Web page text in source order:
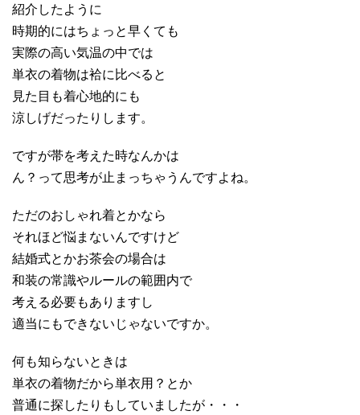
紹介したように
時期的にはちょっと早くても
実際の高い気温の中では
単衣の着物は袷に比べると
見た目も着心地的にも
涼しげだったりします。
ですが帯を考えた時なんかは
ん？って思考が止まっちゃうんですよね。
ただのおしゃれ着とかなら
それほど悩まないんですけど
結婚式とかお茶会の場合は
和装の常識やルールの範囲内で
考える必要もありますし
適当にもできないじゃないですか。
何も知らないときは
単衣の着物だから単衣用？とか
普通に探したりもしていましたが・・・